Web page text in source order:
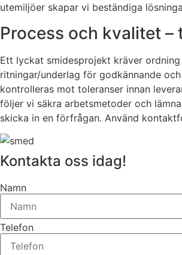
utemiljöer skapar vi beständiga
Process och kvalitet
Ett lyckat smidesprojekt kräver
ritningar/underlag för godkännande
kontrolleras mot toleranser innan
följer vi säkra arbetsmetoder och
skicka in en förfrågan. Använd
Kontakta oss idag!
Namn
Telefon